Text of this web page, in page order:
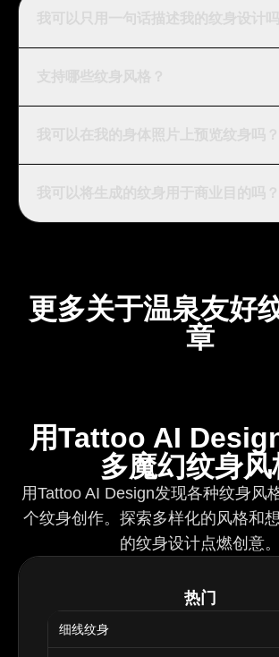
更多关于温泉友好
章
用Tattoo AI
多魔幻纹身风
用Tattoo AI Design发现各种纹身风
个纹身创作。探索多样化的风格和
的纹身设计点燃创意。
热门
细线纹身